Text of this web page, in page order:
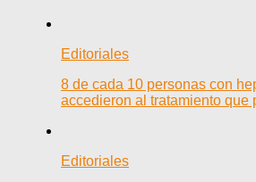
Editoriales
8 de cada 10 personas con
accedieron al tratamiento que
Editoriales